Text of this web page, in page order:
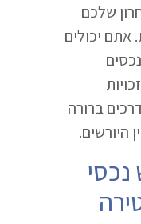
שלכם
אתם יכולים
ברורה
היורשים.
נכסי